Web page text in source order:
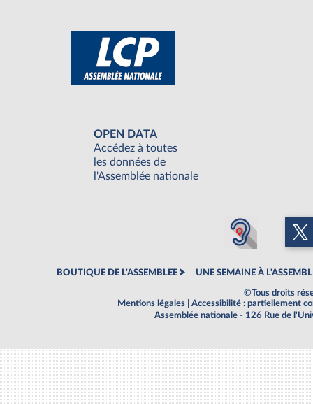
OPEN DATA
Accédez à toutes
les données de
l'Assemblée nationale
BOUTIQUE DE L'ASSEMBLEE UNE SEMAINE À
©Tous droits
Mentions légales
Accessibilité : partiellement
Assemblée nationale - 126 Rue de